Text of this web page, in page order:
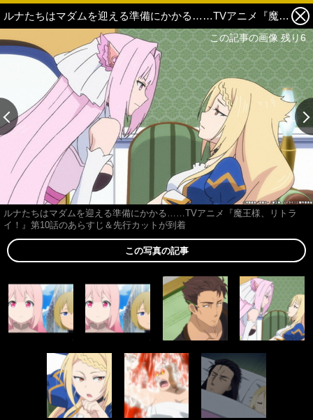
ルナたちはマダムを迎える準備にかかる……TVアニメ『魔王様、リトライ！』第10話のあらすじ＆先行カットが到着 4枚目の写真・画像
ルナたちはマダムを迎える準備にかかる……TVアニメ『魔王様、リトラ
イ！』第10話のあらすじ＆先行カットが到着
この写真の記事
この記事の画像 残り6